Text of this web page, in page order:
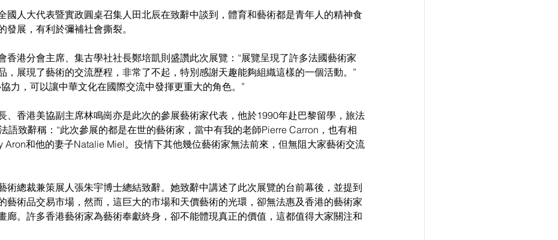
國人大代表暨實政圓桌召集人田北辰在致辭中談到，體育和藝術都是青年人的精神食
發展，有利於彌補社會撕裂。
香港分會主席、集古學社社長鄭培凱則盛讚此次展覽：“展覽呈現了許多法國藝術家
，展現了藝術的交流歷程，非常了不起，特別感謝天趣能夠組織這樣的一個活動。”
力，可以讓中華文化在國際交流中發揮更重大的角色。”
、香港美協副主席林鳴崗亦是此次的參展藝術家代表，他於1990年赴巴黎留學，旅法
語致辭稱：“此次參展的都是在世的藝術家，當中有我的老師Pierre Carron，也有相
Aron和他的妻子Natalie Miel。疫情下其他幾位藝術家無法前來，但無阻大家藝術交流
術總裁兼策展人張朱宇博士總結致辭。她致辭中講述了此次展覽的台前幕後，並提到
藝術品交易市場，然而，這巨大的市場和天價藝術的光環，卻無法惠及香港的藝術家
廊。許多香港藝術家為藝術奉獻終身，卻不能體現真正的價值，這都值得大家關注和